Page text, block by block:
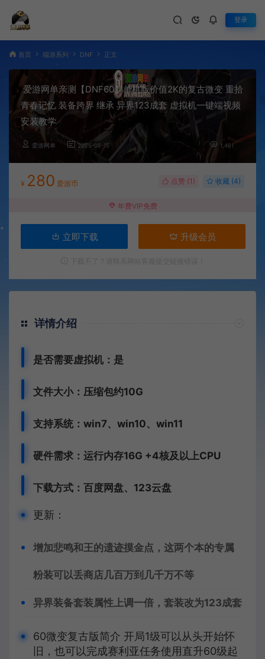
登录
首页 端游系列 DNF 正文
爱游网单亲测【DNF60】单机版价值2K的复古微变 重拾
青春记忆 装备跨界 继承 异界123成套 虚拟机一键端视频
安装教学
爱游网单 2025-05-15 1,461
¥ 280 爱游币 点赞 (1 ) 收藏 (4)
年费VIP免费
立即下载 升级会员
详情介绍
是否需要虚拟机：是
文件大小：压缩包约10G
支持系统：win7、win10、win11
硬件需求：运行内存16G +4核及以上CPU
下载方式： 百度网盘、 123云盘
更新：
增加悲鸣和王的遗迹摸金点，这两个本的专属
粉装可以丢商店几百万到几千万不等
异界装备套装属性上调一倍，套装改为123成套
60微变复古版简介 开局1级可以从头开始怀
旧，也可以完成赛利亚任务使用直升60级起